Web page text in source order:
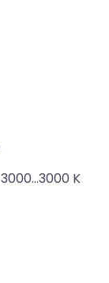
3000...3000 K